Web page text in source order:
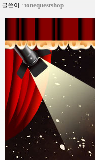
글쓴이 : tonequestshop